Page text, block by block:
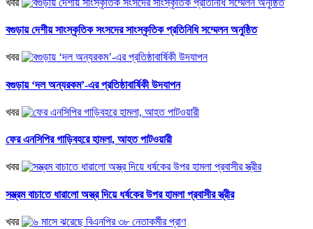
বগুড়ায় দেশীয় সাংস্কৃতিক সংসদের সাংস্কৃতিক প্রতিনিধি সম্মেলন অনুষ্ঠিত
খবর
বগুড়ায় ‘দল অন্যরকম’-এর প্রতিষ্ঠাবার্ষিকী উদযাপন
খবর
ফের এনসিপির গাড়িবহরে হামলা, আহত পাটওয়ারী
খবর
সম্ভ্রম বাচাতে ধারালো অস্ত্র দিয়ে ধর্ষকের উপর হামলা প্রবাসীর স্ত্রীর
খবর